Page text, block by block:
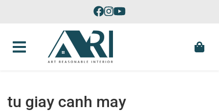
Sản Xuất Đồ Nội Thất Theo Yêu Cầu Tại Phú Yên
tu giay canh may